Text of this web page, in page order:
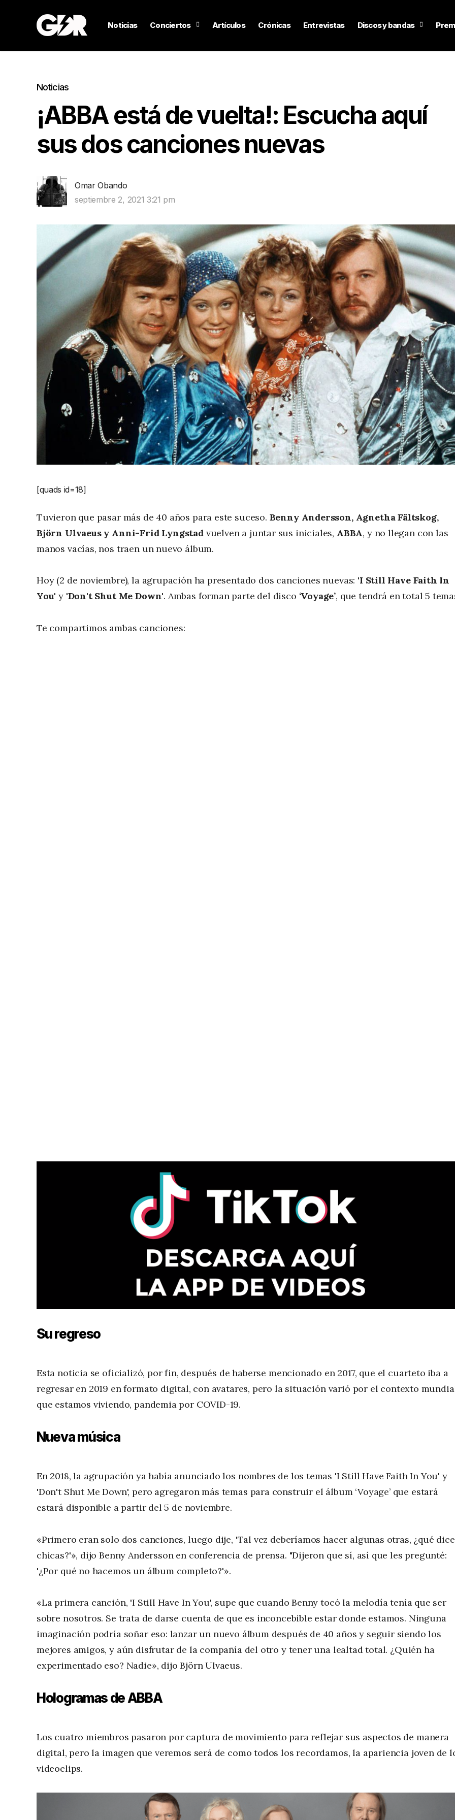
Noticias Conciertos Artículos Crónicas Entrevistas Discos y bandas
Noticias
¡ABBA está de vuelta!: Escucha aquí
sus dos canciones nuevas
Omar Obando
septiembre 2, 2021 3:21 pm
[quads id=18]
Tuvieron que pasar más de 40 años para este suceso. Benny Andersson, Agnetha Fältskog,
Björn Ulvaeus y Anni-Frid Lyngstadvuelven a juntar sus iniciales, ABBA, y no llegan con las
manos vacías, nos traen un nuevo álbum.
Hoy (2 de noviembre), la agrupación ha presentado dos canciones nuevas: 'I Still Have Faith In
You' y 'Don't Shut Me Down'. Ambas forman parte del disco ‘Voyage’, que tendrá en total 5
Te compartimos ambas canciones:
Su regreso
Esta noticia se oficializó, por fin, después de haberse mencionado en 2017, que el cuarteto iba a
regresar en 2019 en formato digital, con avatares, pero la situación varió por el contexto
que estamos viviendo, pandemia por COVID-19.
Nueva música
En 2018, la agrupación ya había anunciado los nombres de los temas 'I Still Have Faith In You' y
'Don't Shut Me Down', pero agregaron más temas para construir el álbum ‘Voyage’ que estará
estará disponible a partir del 5 de noviembre.
«Primero eran solo dos canciones, luego dije, 'Tal vez deberíamos hacer algunas otras, ¿qué
chicas?'», dijo Benny Andersson en conferencia de prensa. "Dijeron que sí, así que les pregunté:
'¿Por qué no hacemos un álbum completo?'».
«La primera canción, 'I Still Have In You', supe que cuando Benny tocó la melodía tenía que ser
sobre nosotros. Se trata de darse cuenta de que es inconcebible estar donde estamos. Ninguna
imaginación podría soñar eso: lanzar un nuevo álbum después de 40 años y seguir siendo los
mejores amigos, y aún disfrutar de la compañía del otro y tener una lealtad total. ¿Quién ha
experimentado eso? Nadie», dijo Björn Ulvaeus.
Hologramas de ABBA
Los cuatro miembros pasaron por captura de movimiento para reflejar sus aspectos de manera
digital, pero la imagen que veremos será de como todos los recordamos, la apariencia joven de
videoclips.